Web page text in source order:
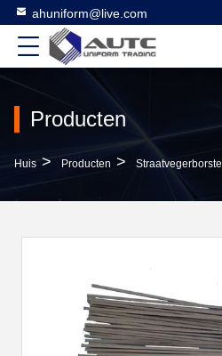
ahuniform@live.com
Producten
Huis > Producten > Straatvegerborstel